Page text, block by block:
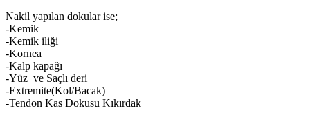
Nakil yapılan dokular ise;
-Kemik
-Kemik iliği
-Kornea
-Kalp kapağı
-Yüz ve Saçlı deri
-Extremite(Kol/Bacak)
-Tendon Kas Dokusu Kıkırdak